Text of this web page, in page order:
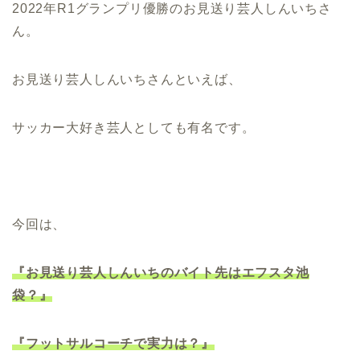
2022年R1グランプリ優勝のお見送り芸人しんいちさ
ん。
お見送り芸人しんいちさんといえば、
サッカー大好き芸人としても有名です。
今回は、
『お見送り芸人しんいちのバイト先はエフスタ池
袋？』
『フットサルコーチで実力は？』